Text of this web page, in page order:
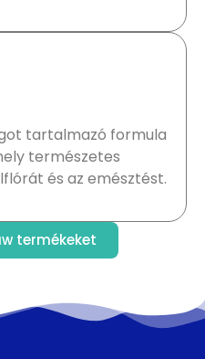
tartalmazó formula
természetes
és az emésztést.
termékeket